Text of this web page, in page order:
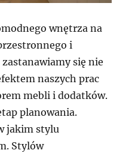
wnętrza na
i
się nie
naszych prac
mebli i dodatków.
planowania.
jakim stylu
Stylów